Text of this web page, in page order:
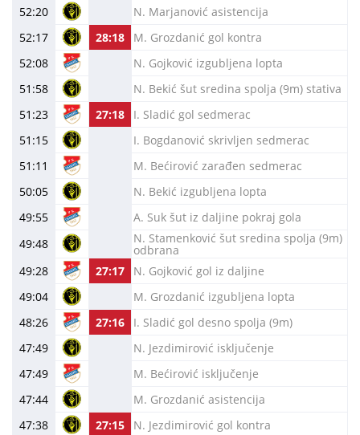
52:20
N. Marjanović asistencija
52:17
28:18
M. Grozdanić gol kontra
52:08
N. Gojković izgubljena lopta
51:58
N. Bekić šut sredina spolja (9m) stativa
51:23
27:18
I. Sladić gol sedmerac
51:15
I. Bogdanović skrivljen sedmerac
51:11
M. Bećirović zarađen sedmerac
50:05
N. Bekić izgubljena lopta
49:55
A. Suk šut iz daljine pokraj gola
49:48
N. Stamenković šut sredina spolja (9m)
odbrana
49:28
27:17
N. Gojković gol iz daljine
49:04
M. Grozdanić izgubljena lopta
48:26
27:16
I. Sladić gol desno spolja (9m)
47:49
N. Jezdimirović isključenje
47:49
M. Bećirović isključenje
47:44
M. Grozdanić asistencija
47:38
27:15
N. Jezdimirović gol kontra